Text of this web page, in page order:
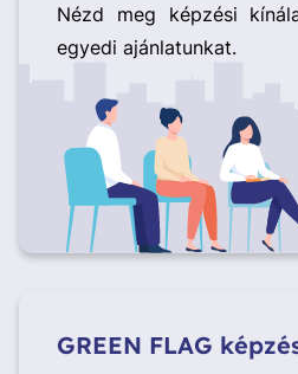
Nézd meg képzési
egyedi ajánlatunkat.
GREEN FLAG